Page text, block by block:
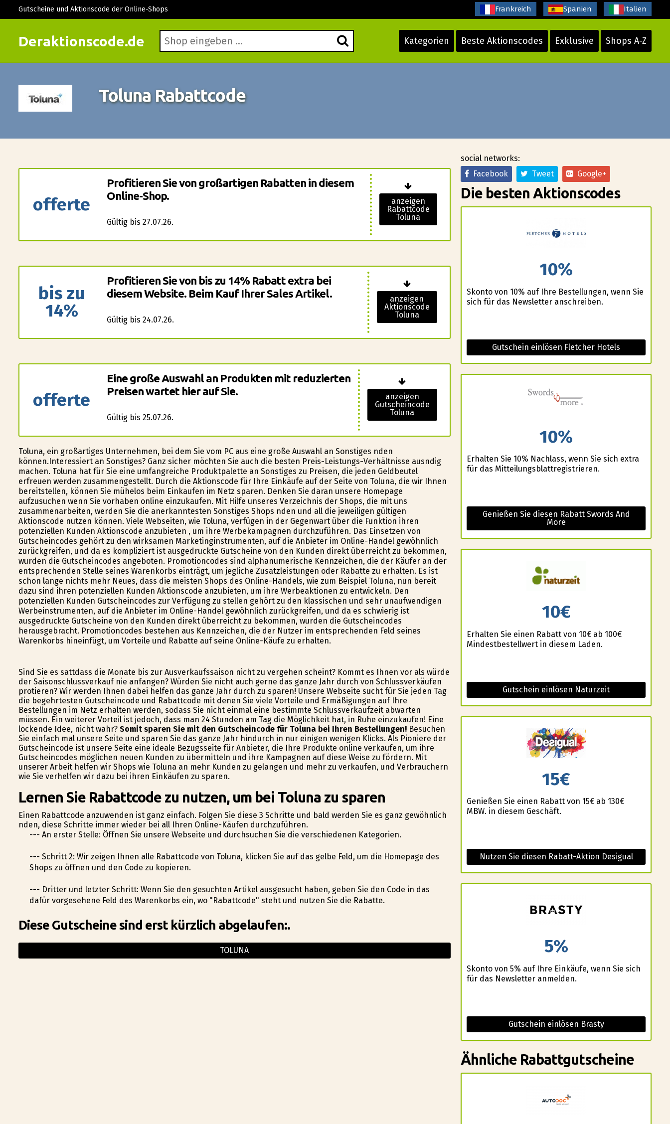
Deraktionscode.de Kategorien Beste Aktionscodes Exklusive Shops A-Z
Gutscheine und Aktionscode der Online-Shops Frankreich Spanien Italien
Toluna Rabattcode
offerte
Profitieren Sie von großartigen Rabatten in diesem
Online-Shop.
Gültig bis 27.07.26.
anzeigen
Rabattcode
Toluna
bis zu
14%
Profitieren Sie von bis zu 14% Rabatt extra bei
diesem Website. Beim Kauf Ihrer Sales Artikel.
Gültig bis 24.07.26.
anzeigen
Aktionscode
Toluna
offerte
Eine große Auswahl an Produkten mit reduzierten
Preisen wartet hier auf Sie.
Gültig bis 25.07.26.
anzeigen
Gutscheincode
Toluna
Toluna, ein großartiges Unternehmen, bei dem Sie vom PC aus eine große Auswahl an Sonstiges finden
können.Interessiert an Sonstiges? Ganz sicher möchten Sie auch die besten Preis-Leistungs-Verhältnisse ausfindig
machen. Toluna hat für Sie eine umfangreiche Produktpalette an Sonstiges zu Preisen, die jeden Geldbeutel
erfreuen werden zusammengestellt. Durch die Aktionscode für Ihre Einkäufe auf der Seite von Toluna, die wir Ihnen
bereitstellen, können Sie mühelos beim Einkaufen im Netz sparen. Denken Sie daran unsere Homepage
aufzusuchen wenn Sie vorhaben online einzukaufen. Mit Hilfe unseres Verzeichnis der Shops, die mit uns
zusammenarbeiten, werden Sie die anerkanntesten Sonstiges Shops finden und all die jeweiligen gültigen
Aktionscode nutzen können. Viele Webseiten, wie Toluna, verfügen in der Gegenwart über die Funktion ihren
potenziellen Kunden Aktionscode anzubieten , um ihre Werbekampagnen durchzuführen. Das Einsetzen von
Gutscheincodes gehört zu den wirksamen Marketinginstrumenten, auf die Anbieter im Online-Handel gewöhnlich
zurückgreifen, und da es kompliziert ist ausgedruckte Gutscheine von den Kunden direkt überreicht zu bekommen,
wurden die Gutscheincodes angeboten. Promotioncodes sind alphanumerische Kennzeichen, die der Käufer an der
entsprechenden Stelle seines Warenkorbs einträgt, um jegliche Zusatzleistungen oder Rabatte zu erhalten. Es ist
schon lange nichts mehr Neues, dass die meisten Shops des Online-Handels, wie zum Beispiel Toluna, nun bereit
dazu sind ihren potenziellen Kunden Aktionscode anzubieten, um ihre Werbeaktionen zu entwickeln. Den
potenziellen Kunden Gutscheincodes zur Verfügung zu stellen gehört zu den klassischen und sehr unaufwendigen
Werbeinstrumenten, auf die Anbieter im Online-Handel gewöhnlich zurückgreifen, und da es schwierig ist
ausgedruckte Gutscheine von den Kunden direkt überreicht zu bekommen, wurden die Gutscheincodes
herausgebracht. Promotioncodes bestehen aus Kennzeichen, die der Nutzer im entsprechenden Feld seines
Warenkorbs hineinfügt, um Vorteile und Rabatte auf seine Online-Käufe zu erhalten.
Sind Sie es sattdass die Monate bis zur Ausverkaufssaison nicht zu vergehen scheint? Kommt es Ihnen vor als würde
der Saisonschlussverkauf nie anfangen? Würden Sie nicht auch gerne das ganze Jahr durch von Schlussverkäufen
profitieren? Wir werden Ihnen dabei helfen das ganze Jahr durch zu sparen! Unsere Webseite sucht für Sie jeden Tag
die begehrtesten Gutscheincode und Rabattcode mit denen Sie viele Vorteile und Ermäßigungen auf Ihre
Bestellungen im Netz erhalten werden, sodass Sie nicht einmal eine bestimmte Schlussverkaufzeit abwarten
müssen. Ein weiterer Vorteil ist jedoch, dass man 24 Stunden am Tag die Möglichkeit hat, in Ruhe einzukaufen! Eine
lockende Idee, nicht wahr? Somit sparen Sie mit den Gutscheincode für Toluna bei Ihren Bestellungen!Besuchen
Sie einfach mal unsere Seite und sparen Sie das ganze Jahr hindurch in nur einigen wenigen Klicks. Als Pioniere der
Gutscheincode ist unsere Seite eine ideale Bezugsseite für Anbieter, die Ihre Produkte online verkaufen, um ihre
Gutscheincodes möglichen neuen Kunden zu übermitteln und ihre Kampagnen auf diese Weise zu fördern. Mit
unserer Arbeit helfen wir Shops wie Toluna an mehr Kunden zu gelangen und mehr zu verkaufen, und Verbrauchern
wie Sie verhelfen wir dazu bei ihren Einkäufen zu sparen.
Lernen Sie Rabattcode zu nutzen, um bei Toluna zu sparen
Einen Rabattcode anzuwenden ist ganz einfach. Folgen Sie diese 3 Schritte und bald werden Sie es ganz gewöhnlich
finden, diese Schritte immer wieder bei all Ihren Online-Käufen durchzuführen.
--- An erster Stelle: Öffnen Sie unsere Webseite und durchsuchen Sie die verschiedenen Kategorien.
--- Schritt 2: Wir zeigen Ihnen alle Rabattcode von Toluna, klicken Sie auf das gelbe Feld, um die Homepage des
Shops zu öffnen und den Code zu kopieren.
--- Dritter und letzter Schritt: Wenn Sie den gesuchten Artikel ausgesucht haben, geben Sie den Code in das
dafür vorgesehene Feld des Warenkorbs ein, wo "Rabattcode" steht und nutzen Sie die Rabatte.
Diese Gutscheine sind erst kürzlich abgelaufen:.
TOLUNA
social networks:
Facebook
Tweet Google+
Die besten Aktionscodes
10%
Skonto von 10% auf Ihre Bestellungen, wenn Sie
sich für das Newsletter anschreiben.
Gutschein einlösen Fletcher Hotels
10%
Erhalten Sie 10% Nachlass, wenn Sie sich extra
für das Mitteilungsblattregistrieren.
Genießen Sie diesen Rabatt Swords And
More
10€
Erhalten Sie einen Rabatt von 10€ ab 100€
Mindestbestellwert in diesem Laden.
Gutschein einlösen Naturzeit
15€
Genießen Sie einen Rabatt von 15€ ab 130€
MBW. in diesem Geschäft.
Nutzen Sie diesen Rabatt-Aktion Desigual
5%
Skonto von 5% auf Ihre Einkäufe, wenn Sie sich
für das Newsletter anmelden.
Gutschein einlösen Brasty
Ähnliche Rabattgutscheine